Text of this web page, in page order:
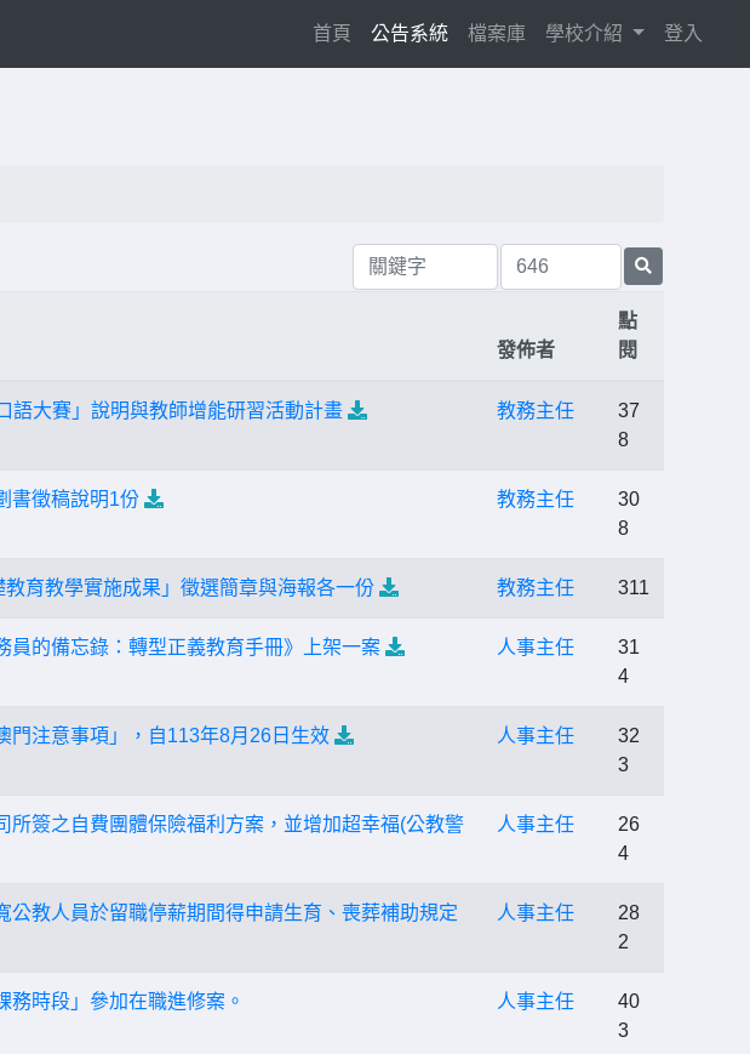
首頁 (current)
公告系統 檔案庫 學校介紹 登入
發佈者
點
閱
語大賽」說明與教師增能研習活動計畫 教務主任
37
8
書徵稿說明1份 教務主任
30
8
育教學實施成果」徵選簡章與海報各一份 教務主任 311
員的備忘錄：轉型正義教育手冊》上架一案 人事主任
31
4
門注意事項」，自113年8月26日生效 人事主任
32
3
簽之自費團體保險福利方案，並增加超幸福(公教警
人事主任
26
4
教人員於留職停薪期間得申請生育、喪葬補助規定
人事主任
28
2
時段」參加在職進修案。 人事主任
40
3